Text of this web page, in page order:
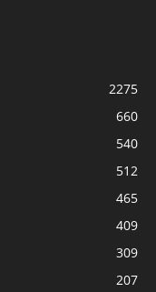
2275
660
540
512
465
409
309
207